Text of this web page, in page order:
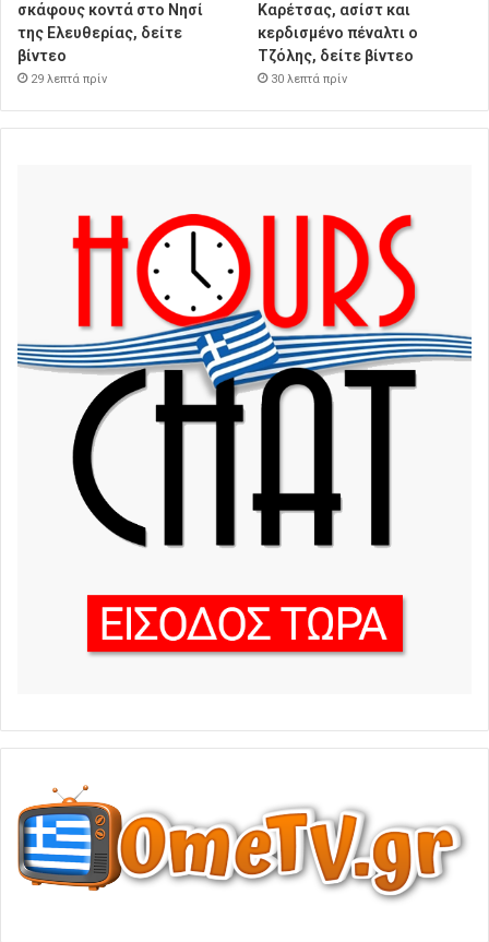
σκάφους κοντά στο Νησί
της Ελευθερίας, δείτε
βίντεο
29 λεπτά πρίν
Καρέτσας, ασίστ και
κερδισμένο πέναλτι ο
Τζόλης, δείτε βίντεο
30 λεπτά πρίν